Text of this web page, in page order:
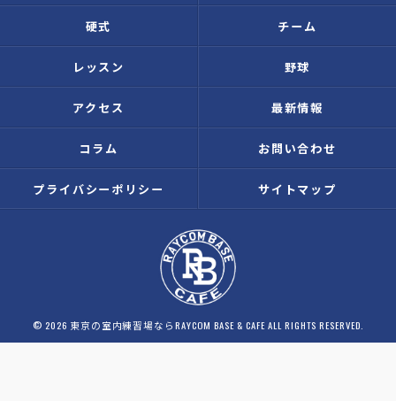
硬式 チーム
レッスン 野球
アクセス 最新情報
コラム お問い合わせ
プライバシーポリシー サイトマップ
© 2026 東京の室内練習場ならRAYCOM BASE & CAFE ALL RIGHTS RESERVED.